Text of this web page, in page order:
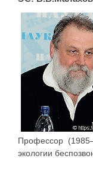
Профессор
экологии